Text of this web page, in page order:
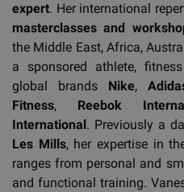
expert. Her international
masterclasses and
the Middle East, Africa,
a sponsored athlete,
global brands Nike,
Fitness, Reebok
International. Previously a
Les Mills, her expertise in
ranges from personal and
and functional training.